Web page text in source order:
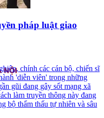
pháp luật giao
chính các cán bộ, chiến sĩ
'diễn viên' trong những
gũi đang gây sốt mạng xã
làm truyền thông này đang
bộ thẩm thấu tự nhiên và sâu